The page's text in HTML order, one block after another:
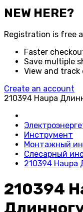
NEW HERE?
Registration is free
Faster
Save multiple
View and track
Create an account
210394 Haupa
Инструмент
Монтажный
Слесарный
210394 Haupa
210394